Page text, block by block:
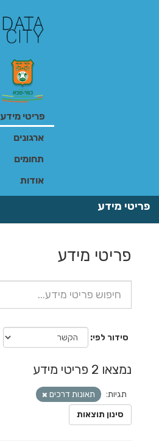
פריטי מידע
ארגונים
תחומים
אודות
פריטי מידע
פריטי מידע
סידור לפי
נמצאו 2 פריטי מידע
תגיות:
תאונות דרכים
סינון תוצאות